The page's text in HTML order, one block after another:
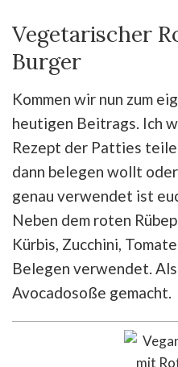
Vegetarischer
Burger
Kommen wir nun zum
heutigen Beitrags. Ich
Rezept der Patties
dann belegen wollt
genau verwendet ist
Neben dem roten
Kürbis, Zucchini,
Belegen verwendet.
Avocadosoße gemacht.